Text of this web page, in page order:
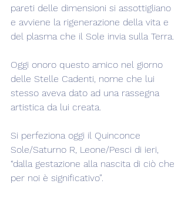
pareti delle dimensioni si assottigliano
e avviene la rigenerazione della vita e
del plasma che il Sole invia sulla Terra.
Oggi onoro questo amico nel giorno
delle Stelle Cadenti, nome che lui
stesso aveva dato ad una rassegna
artistica da lui creata.
Si perfeziona oggi il Quinconce
Sole/Saturno R, Leone/Pesci di ieri,
“dalla gestazione alla nascita di ciò che
per noi è significativo”.